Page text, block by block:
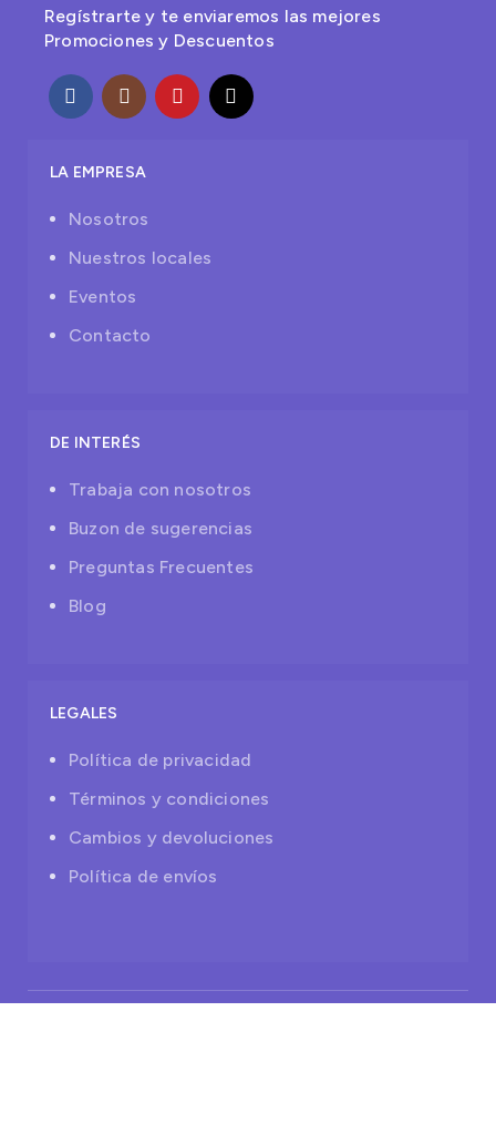
Regístrarte y te enviaremos las mejores
Promociones y Descuentos
LA EMPRESA
Nosotros
Nuestros locales
Eventos
Contacto
DE INTERÉS
Trabaja con nosotros
Buzon de sugerencias
Preguntas Frecuentes
Blog
LEGALES
Política de privacidad
Términos y condiciones
Cambios y devoluciones
Política de envíos